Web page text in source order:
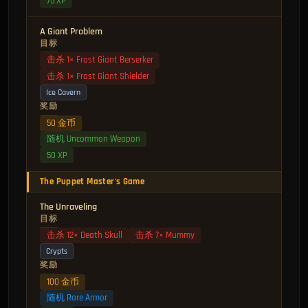
A Giant Problem
目标
击杀 1× Frost Giant Berserker
击杀 1× Frost Giant Shielder
Ice Cavern
奖励
50 金币
随机 Uncommon Weapon
50 XP
The Puppet Master's Game
The Unraveling
目标
击杀 12× Death Skull 击杀 7× Mummy
Crypts
奖励
100 金币
随机 Rare Armor